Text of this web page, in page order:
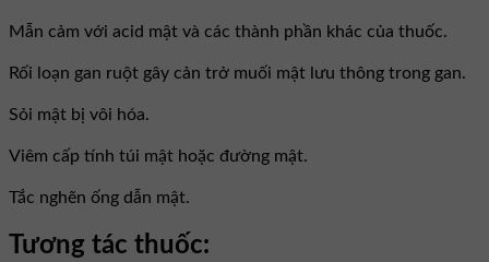
Mẫn cảm với acid mật và các thành phần khác của thuốc.
Rối loạn gan ruột gây cản trở muối mật lưu thông trong gan.
Sỏi mật bị vôi hóa.
Viêm cấp tính túi mật hoặc đường mật.
Tắc nghẽn ống dẫn mật.
Tương tác thuốc: